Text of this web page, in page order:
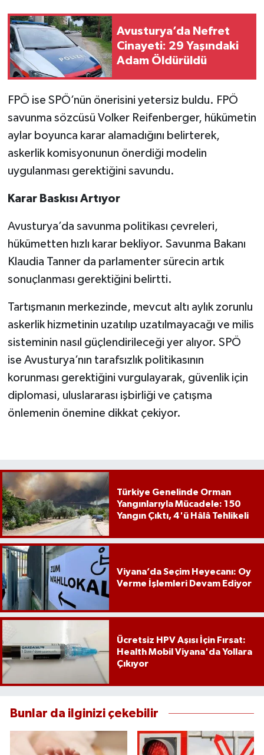
Avusturya’da Nefret
Cinayeti: 29 Yaşındaki
Adam Öldürüldü
FPÖ ise SPÖ’nün önerisini yetersiz buldu. FPÖ
savunma sözcüsü Volker Reifenberger, hükümetin
aylar boyunca karar alamadığını belirterek,
askerlik komisyonunun önerdiği modelin
uygulanması gerektiğini savundu.
Karar Baskısı Artıyor
Avusturya’da savunma politikası çevreleri,
hükümetten hızlı karar bekliyor. Savunma Bakanı
Klaudia Tanner da parlamenter sürecin artık
sonuçlanması gerektiğini belirtti.
Tartışmanın merkezinde, mevcut altı aylık zorunlu
askerlik hizmetinin uzatılıp uzatılmayacağı ve milis
sisteminin nasıl güçlendirileceği yer alıyor. SPÖ
ise Avusturya’nın tarafsızlık politikasının
korunması gerektiğini vurgulayarak, güvenlik için
diplomasi, uluslararası işbirliği ve çatışma
önlemenin önemine dikkat çekiyor.
Türkiye Genelinde Orman
Yangınlarıyla Mücadele: 150
Yangın Çıktı, 4'ü Hâlâ Tehlikeli
Viyana’da Seçim Heyecanı: Oy
Verme İşlemleri Devam Ediyor
Ücretsiz HPV Aşısı İçin Fırsat:
Health Mobil Viyana'da Yollara
Çıkıyor
Bunlar da ilginizi çekebilir